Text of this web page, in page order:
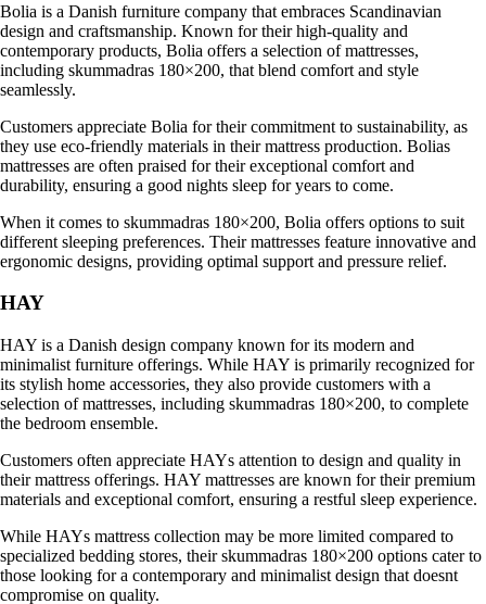
Bolia is a Danish furniture company that embraces Scandinavian
design and craftsmanship. Known for their high-quality and
contemporary products, Bolia offers a selection of mattresses,
including skummadras 180×200, that blend comfort and style
seamlessly.
Customers appreciate Bolia for their commitment to sustainability, as
they use eco-friendly materials in their mattress production. Bolias
mattresses are often praised for their exceptional comfort and
durability, ensuring a good nights sleep for years to come.
When it comes to skummadras 180×200, Bolia offers options to suit
different sleeping preferences. Their mattresses feature innovative and
ergonomic designs, providing optimal support and pressure relief.
HAY
HAY is a Danish design company known for its modern and
minimalist furniture offerings. While HAY is primarily recognized for
its stylish home accessories, they also provide customers with a
selection of mattresses, including skummadras 180×200, to complete
the bedroom ensemble.
Customers often appreciate HAYs attention to design and quality in
their mattress offerings. HAY mattresses are known for their premium
materials and exceptional comfort, ensuring a restful sleep experience.
While HAYs mattress collection may be more limited compared to
specialized bedding stores, their skummadras 180×200 options cater to
those looking for a contemporary and minimalist design that doesnt
compromise on quality.